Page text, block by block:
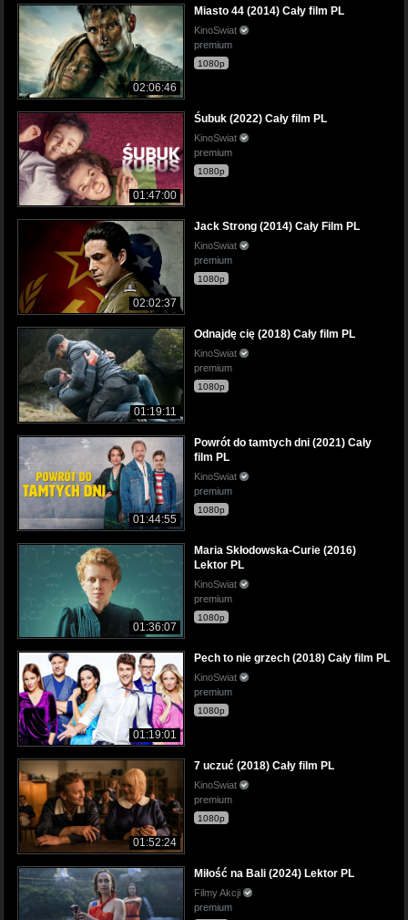
02:06:46
Miasto 44 (2014) Cały film PL
KinoSwiat
premium
1080p
01:47:00
Śubuk (2022) Cały film PL
KinoSwiat
premium
1080p
02:02:37
Jack Strong (2014) Cały Film PL
KinoSwiat
premium
1080p
01:19:11
Odnajdę cię (2018) Cały film PL
KinoSwiat
premium
1080p
01:44:55
Powrót do tamtych dni (2021) Cały
film PL
KinoSwiat
premium
1080p
01:36:07
Maria Skłodowska-Curie (2016)
Lektor PL
KinoSwiat
premium
1080p
01:19:01
Pech to nie grzech (2018) Cały film PL
KinoSwiat
premium
1080p
01:52:24
7 uczuć (2018) Cały film PL
KinoSwiat
premium
1080p
Miłość na Bali (2024) Lektor PL
Filmy Akcji
premium